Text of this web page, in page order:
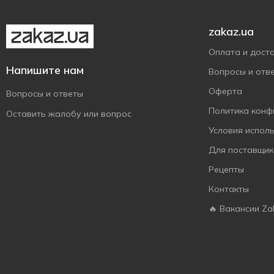
Напишите нам
Вопросы и ответы
Оставить жалобу или вопрос
zakaz.ua
Оплата и
Вопросы и
Оферта
Политика
Условия
Для
Рецепты
Контакты
🔥 Вакансии